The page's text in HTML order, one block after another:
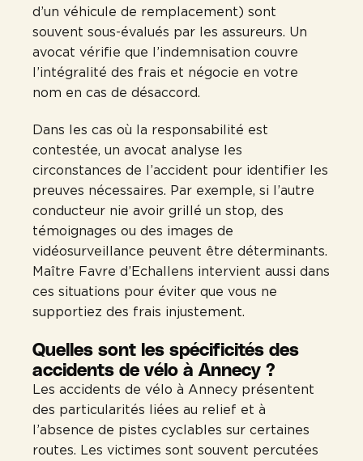
d’un véhicule de remplacement) sont
souvent sous-évalués par les assureurs. Un
avocat vérifie que l’indemnisation couvre
l’intégralité des frais et négocie en votre
nom en cas de désaccord.
Dans les cas où la responsabilité est
contestée, un avocat analyse les
circonstances de l’accident pour identifier les
preuves nécessaires. Par exemple, si l’autre
conducteur nie avoir grillé un stop, des
témoignages ou des images de
vidéosurveillance peuvent être déterminants.
Maître Favre d’Echallens intervient aussi dans
ces situations pour éviter que vous ne
supportiez des frais injustement.
Quelles sont les spécificités des
accidents de vélo à Annecy ?
Les accidents de vélo à Annecy présentent
des particularités liées au relief et à
l’absence de pistes cyclables sur certaines
routes. Les victimes sont souvent percutées